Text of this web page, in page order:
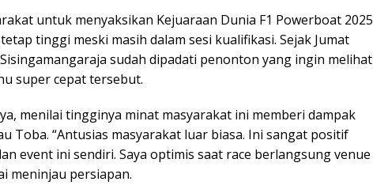
untuk menyaksikan Kejuaraan Dunia F1 Powerboat 2025
tinggi meski masih dalam sesi kualifikasi. Sejak Jumat
sudah dipadati penonton yang ingin melihat
super cepat tersebut.
menilai tingginya minat masyarakat ini memberi dampak
Toba. “Antusias masyarakat luar biasa. Ini sangat positif
event ini sendiri. Saya optimis saat race berlangsung venue
meninjau persiapan.